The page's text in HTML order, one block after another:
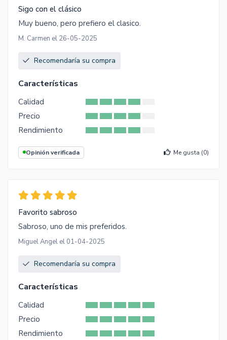
Sigo con el clásico
Muy bueno, pero prefiero el clasico.
M. Carmen el 26-05-2025
Recomendaría su compra
Características
Calidad
Precio
Rendimiento
Opinión verificada Me gusta (0)
Favorito sabroso
Sabroso, uno de mis preferidos.
Miguel Angel el 01-04-2025
Recomendaría su compra
Características
Calidad
Precio
Rendimiento